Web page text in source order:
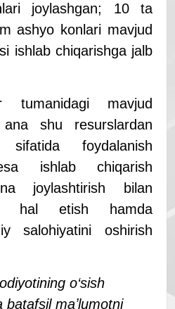
joylashgan; 10 ta
ashyo konlari mavjud
ishlab chiqarishga jalb
tumanidagi mavjud
shu resurslardan
sifatida foydalanish
ishlab chiqarish
joylashtirish bilan
hal etish hamda
salohiyatini oshirish
o‘sish
batafsil maʼlumotni